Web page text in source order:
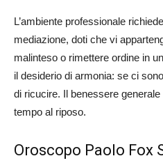
L’ambiente professionale
mediazione, doti che vi
malinteso o rimettere ordine in
il desiderio di armonia: se ci
di ricucire. Il benessere
tempo al riposo.
Oroscopo Paolo Fox